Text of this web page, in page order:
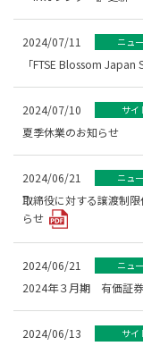
2024/07/11 ニュ
「FTSE Blossom
2024/07/10 サイ
夏季休業のお知らせ
2024/06/21 ニュ
取締役に対する譲渡制
らせ
2024/06/21 ニュ
2024年３月期 有価証
2024/06/13 サイ